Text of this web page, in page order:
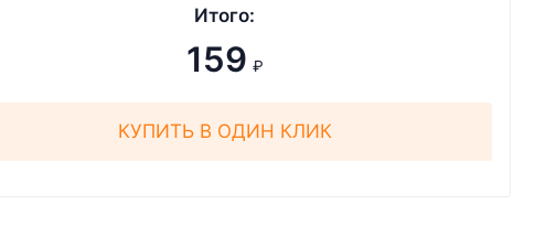
Итого:
159 ₽
КУПИТЬ В ОДИН КЛИК